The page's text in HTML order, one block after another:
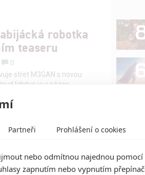
robotka
teaseru
0
střet M3GAN s novou
lidstva je v sázce.
panenka si
začne zabíjet
Partneři Prohlášení o cookies
nebo odmítnou najednou pomocí
zapnutím nebo vypnutím